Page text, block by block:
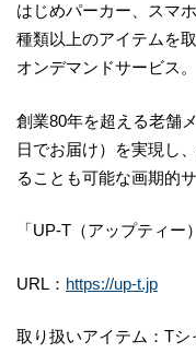
はじめパーカー、スマ
種類以上のアイテムを
オンデマンドサービス。
創業80年を超える老舗
日でお届け）を実現し
ることも可能な画期的
「UP-T（アップティー
URL： https://up-t.jp
取り扱いアイテム：T